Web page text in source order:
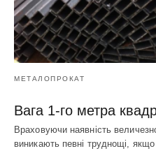
МЕТАЛОПРОКАТ
Вага 1-го метра
Враховуючи наявність
виникають певні труднощі,